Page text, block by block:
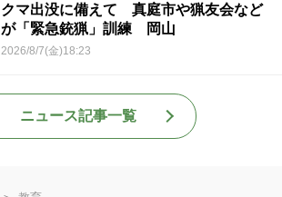
クマ出没に備えて 真庭市や猟友会など
が「緊急銃猟」訓練 岡山
2026/8/7(金)18:23
ニュース記事一覧